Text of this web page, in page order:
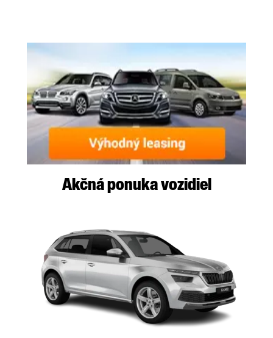
Akčná ponuka vozidiel